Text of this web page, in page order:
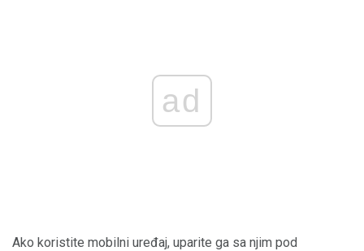
ad
Ako koristite mobilni uređaj, uparite ga sa njim pod